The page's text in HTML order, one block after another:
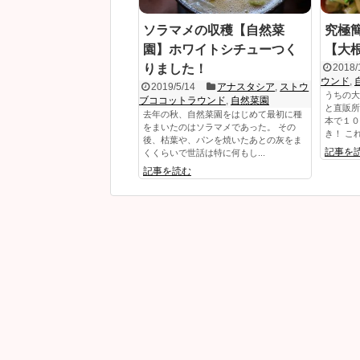
ソラマメの収穫【自然菜
園】ホワイトシチューつく
りました！
2019/5/14 アナスタシア, ストウ
ブココットラウンド, 自然菜園
去年の秋、自然菜園をはじめて最初に種
をまいたのはソラマメであった。 その
後、枯葉や、パンを焼いたあとの灰をま
くくらいで世話は特に何もし...
記事を読む
究極
【大
2018/
ウンド,
うちの
と直販
本で１
き！ こ
記事を